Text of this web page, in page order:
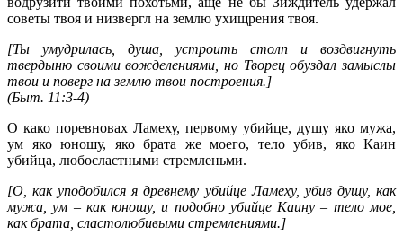
советы твоя и низвергл на землю ухищрения твоя.
[Ты умудрилась, душа, устроить столп и воздвигнуть
твердыню своими вожделениями, но Творец обуздал замыслы
твои и поверг на землю твои построения.]
(Быт. 11:3-4)
О како поревновах Ламеху, первому убийце, душу яко мужа,
ум яко юношу, яко брата же моего, тело убив, яко Каин
убийца, любосластными стремленьми.
[О, как уподобился я древнему убийце Ламеху, убив душу, как
мужа, ум – как юношу, и подобно убийце Каину – тело мое,
как брата, сластолюбивыми стремлениями.]